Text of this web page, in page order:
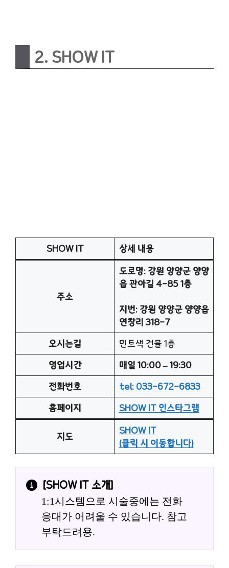
2. SHOW IT
SHOW IT 상세 내용
주소
도로명: 강원 양양군 양양
읍 관아길 4-85 1층
지번: 강원 양양군 양양읍
연창리 318-7
오시는길
민트색 건물 1층
영업시간
매일 10:00 – 19:30
전화번호
tel: 033-672-6833
홈페이지
SHOW IT 인스타그램
지도
SHOW IT
(클릭 시 이동합니다)
[SHOW IT 소개]
1:1시스템으로 시술중에는 전화
응대가 어려울 수 있습니다. 참고
부탁드려용.